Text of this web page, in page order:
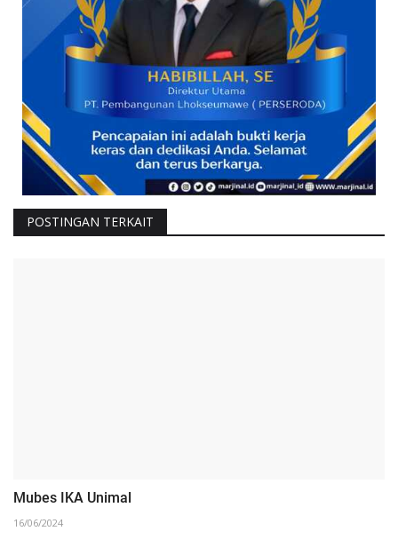
POSTINGAN TERKAIT
Mubes IKA Unimal
16/06/2024